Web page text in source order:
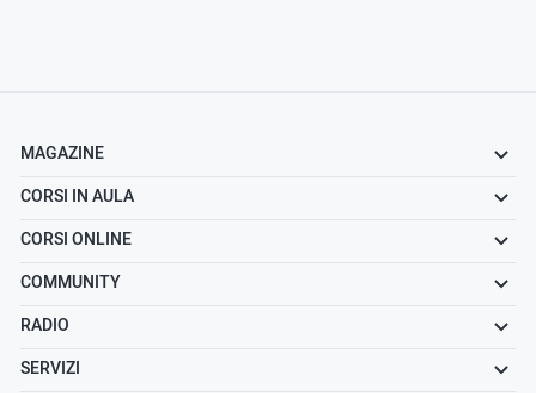
MAGAZINE
CORSI IN AULA
CORSI ONLINE
COMMUNITY
RADIO
SERVIZI